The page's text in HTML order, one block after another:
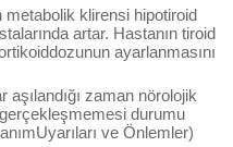
metabolik klirensi hipotiroid
artar. Hastanın tiroid
ayarlanmasını
zaman nörolojik
durumu
ve Önlemler)